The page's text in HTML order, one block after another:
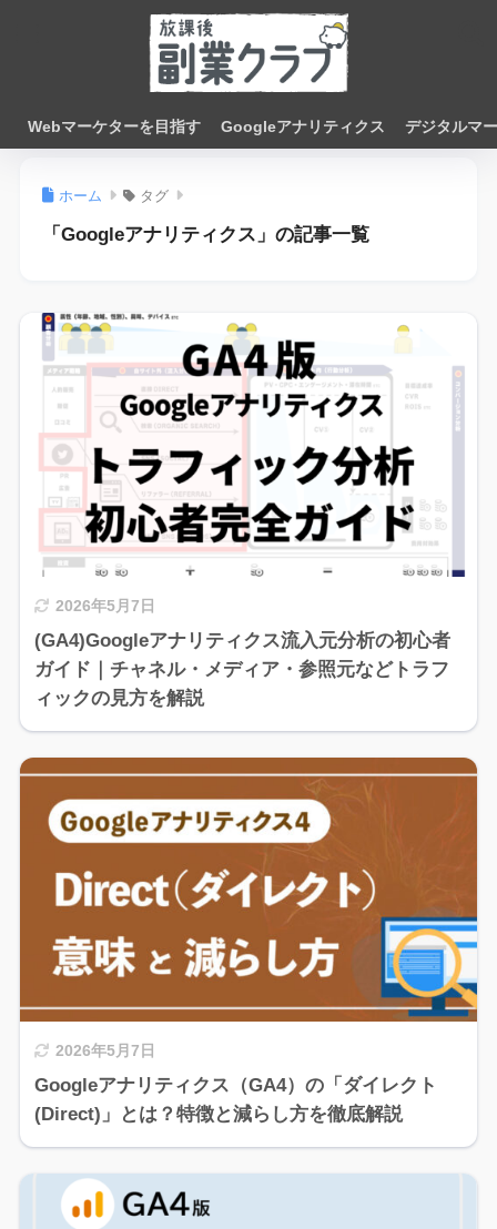
Webマーケターを目指す Googleアナリティクス デジタルマ
ホーム タグ
「Googleアナリティクス」の記事一覧
2026年5月7日
(GA4)Googleアナリティクス流入元分析の初心者
ガイド｜チャネル・メディア・参照元などトラフ
ィックの見方を解説
2026年5月7日
Googleアナリティクス（GA4）の「ダイレクト
(Direct)」とは？特徴と減らし方を徹底解説